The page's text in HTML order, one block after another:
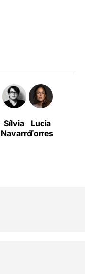
Sílvia
Navarro
Lucía
Torres